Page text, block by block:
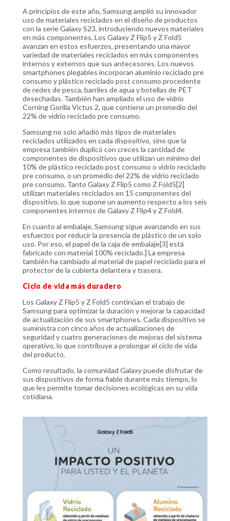
A principios de este año, Samsung amplió su innovador
uso de materiales reciclados en el diseño de productos
con la serie Galaxy S23, introduciendo nuevos materiales
en más componentes. Los Galaxy Z Flip5 y Z Fold5
avanzan en estos esfuerzos, presentando una mayor
variedad de materiales reciclados en más componentes
internos y externos que sus antecesores. Los nuevos
smartphones plegables incorporan aluminio reciclado pre
consumo y plástico reciclado post consumo procedente
de redes de pesca, barriles de agua y botellas de PET
desechadas. También han ampliado el uso de vidrio
Corning Gorilla Victus 2, que contiene un promedio del
22% de vidrio reciclado pre consumo.
Samsung no solo añadió más tipos de materiales
reciclados utilizados en cada dispositivo, sino que la
empresa también duplicó con creces la cantidad de
componentes de dispositivos que utilizan un mínimo del
10% de plástico reciclado post consumo o vidrio reciclado
pre consumo, o un promedio del 22% de vidrio reciclado
pre consumo. Tanto Galaxy Z Flip5 como Z Fold5[2]
utilizan materiales reciclados en 15 componentes del
dispositivo, lo que supone un aumento respecto a los seis
componentes internos de Galaxy Z Flip4 y Z Fold4.
En cuanto al embalaje, Samsung sigue avanzando en sus
esfuerzos por reducir la presencia de plástico de un solo
uso. Por eso, el papel de la caja de embalaje[3] está
fabricado con material 100% reciclado.] La empresa
también ha cambiado al material de papel reciclado para el
protector de la cubierta delantera y trasera.
Ciclo de vida más duradero
Los Galaxy Z Flip5 y Z Fold5 continúan el trabajo de
Samsung para optimizar la duración y mejorar la capacidad
de actualización de sus smartphones. Cada dispositivo se
suministra con cinco años de actualizaciones de
seguridad y cuatro generaciones de mejoras del sistema
operativo, lo que contribuye a prolongar el ciclo de vida
del producto.
Como resultado, la comunidad Galaxy puede disfrutar de
sus dispositivos de forma fiable durante más tiempo, lo
que les permite tomar decisiones ecológicas en su vida
cotidiana.